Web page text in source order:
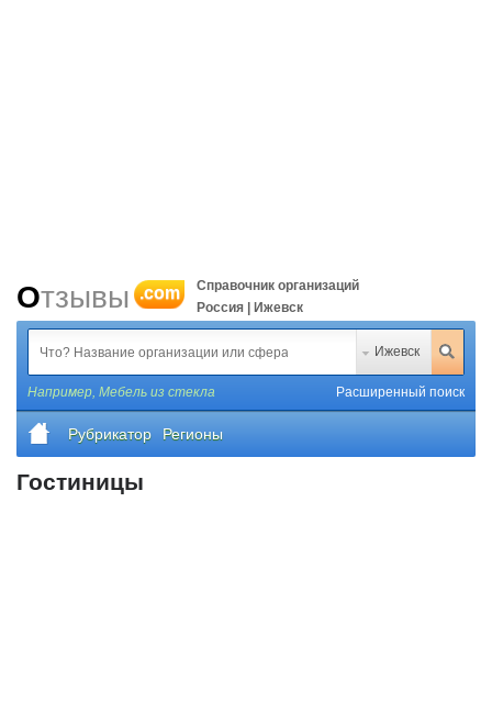
Отзывы .com
Справочник организаций
Россия | Ижевск
Ижевск
Например, Мебель из стекла Расширенный поиск
Рубрикатор Регионы
Гостиницы